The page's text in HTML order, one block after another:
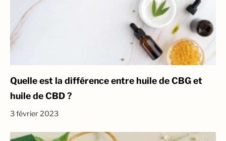
Quelle est la différence entre huile de CBG et
huile de CBD ?
3 février 2023